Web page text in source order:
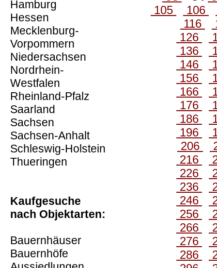
Hamburg
Hessen
Mecklenburg-
Vorpommern
Niedersachsen
Nordrhein-
Westfalen
Rheinland-Pfalz
Saarland
Sachsen
Sachsen-Anhalt
Schleswig-Holstein
Thueringen
Kaufgesuche
nach Objektarten:
Bauernhäuser
Bauernhöfe
105
106
116
126
136
146
156
166
176
186
196
206
216
226
236
246
256
266
276
286